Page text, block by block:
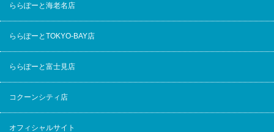
ららぽーと海老名店
ららぽーとTOKYO-BAY店
ららぽーと富士見店
コクーンシティ店
オフィシャルサイト